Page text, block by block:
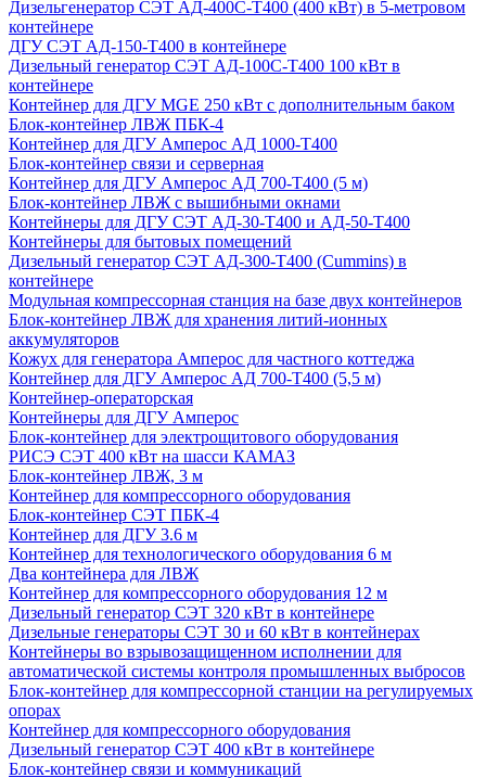
Дизельгенератор СЭТ АД-400С-Т400 (400 кВт) в 5-метровом
контейнере
ДГУ СЭТ АД-150-Т400 в контейнере
Дизельный генератор СЭТ АД-100С-Т400 100 кВт в
контейнере
Контейнер для ДГУ MGE 250 кВт с дополнительным баком
Блок-контейнер ЛВЖ ПБК-4
Контейнер для ДГУ Амперос АД 1000-Т400
Блок-контейнер связи и серверная
Контейнер для ДГУ Амперос АД 700-Т400 (5 м)
Блок-контейнер ЛВЖ с вышибными окнами
Контейнеры для ДГУ СЭТ АД-30-Т400 и АД-50-Т400
Контейнеры для бытовых помещений
Дизельный генератор СЭТ АД-300-Т400 (Cummins) в
контейнере
Модульная компрессорная станция на базе двух контейнеров
Блок-контейнер ЛВЖ для хранения литий-ионных
аккумуляторов
Кожух для генератора Амперос для частного коттеджа
Контейнер для ДГУ Амперос АД 700-Т400 (5,5 м)
Контейнер-операторская
Контейнеры для ДГУ Амперос
Блок-контейнер для электрощитового оборудования
РИСЭ СЭТ 400 кВт на шасси КАМАЗ
Блок-контейнер ЛВЖ, 3 м
Контейнер для компрессорного оборудования
Блок-контейнер СЭТ ПБК-4
Контейнер для ДГУ 3.6 м
Контейнер для технологического оборудования 6 м
Два контейнера для ЛВЖ
Контейнер для компрессорного оборудования 12 м
Дизельный генератор СЭТ 320 кВт в контейнере
Дизельные генераторы СЭТ 30 и 60 кВт в контейнерах
Контейнеры во взрывозащищенном исполнении для
автоматической системы контроля промышленных выбросов
Блок-контейнер для компрессорной станции на регулируемых
опорах
Контейнер для компрессорного оборудования
Дизельный генератор СЭТ 400 кВт в контейнере
Блок-контейнер связи и коммуникаций